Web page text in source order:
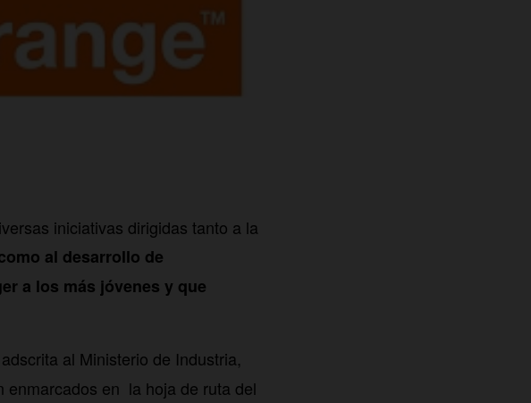
iniciativas dirigidas tanto a la
al desarrollo de
a los más jóvenes y que
al Ministerio de Industria,
enmarcados en la hoja de ruta del